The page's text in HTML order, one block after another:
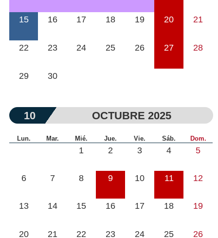
15 16 17 18 19 20 21
22 23 24 25 26 27 28
29 30
10 OCTUBRE 2025
Lun. Mar. Mié. Jue. Vie. Sáb. Dom.
1 2 3 4 5
6 7 8 9 10 11 12
13 14 15 16 17 18 19
20 21 22 23 24 25 26